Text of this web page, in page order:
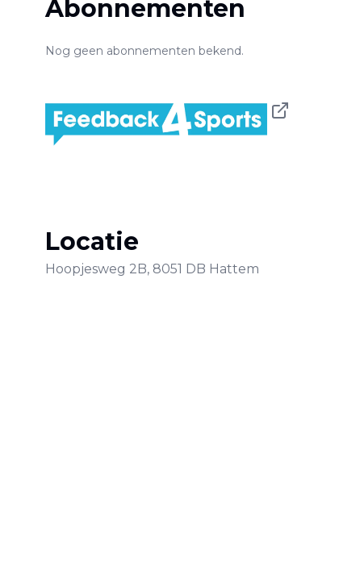
Abonnementen
Nog geen abonnementen bekend.
Locatie
Hoopjesweg 2B, 8051 DB Hattem